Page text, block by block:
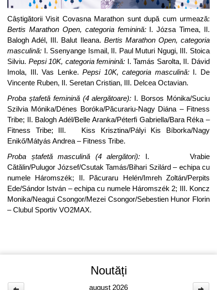
Câștigătorii Visit Covasna Marathon sunt după cum urmează:
Bertis Marathon Open, categoria feminină:I. Józsa Timea, II.
Balogh Adél, III. Balut Ileana. Bertis Marathon Open, categoria
masculină: I. Ssenyange Ismail, II. Paul Muturi Ngugi, III. Stoica
Silviu. Pepsi 10K, categoria feminină: I. Tamás Sarolta, II. Dávid
Imola, III. Vas Lenke.Pepsi 10K,categoria masculină:I. De
Vincente Ruben, II. Seretan Cristian, III. Delcea Octavian.
Proba ștafetă feminină (4 alergătoare): I. Borsos Mónika/Suciu
Szilvia Mónika/Dénes Boróka/Păcurariu-Nagy Diána – Fitness
Tribe; II. Balogh Adél/Belle Aranka/Péterfi Gabriella/Bara Réka –
Fitness Tribe; III. Kiss Krisztina/Pályi Kis Bíborka/Nagy
Enikő/Mátyás Andrea – Fitness Tribe.
Proba ștafetă masculină (4 alergători): I. Vrabie
Cătălin/Pulugor József/Csutak Tamás/Bihari Szilárd – echipa cu
numele Háromszék; II. Păcuraru Helén/Imreh Zoltán/Perpits
Ede/Sándor István – echipa cu numele Háromszék 2; III. Koncz
Monika/Neagui Csongor/Mezei Csongor/Sebestien Hunor Florin
– Clubul Sportiv VO2MAX.
Noutăți
august 2026